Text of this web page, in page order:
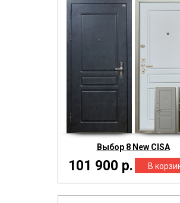
Выбор 8 New CISA
101 900 р.